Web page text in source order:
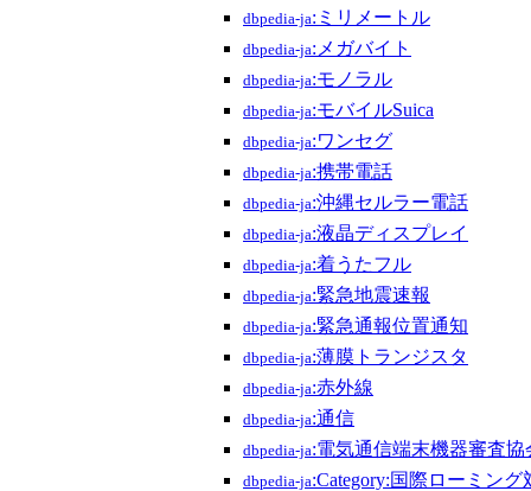
dbpedia-ja:ミリメートル
dbpedia-ja:メガバイト
dbpedia-ja:モノラル
dbpedia-ja:モバイルSuica
dbpedia-ja:ワンセグ
dbpedia-ja:携帯電話
dbpedia-ja:沖縄セルラー電話
dbpedia-ja:液晶ディスプレイ
dbpedia-ja:着うたフル
dbpedia-ja:緊急地震速報
dbpedia-ja:緊急通報位置通知
dbpedia-ja:薄膜トランジスタ
dbpedia-ja:赤外線
dbpedia-ja:通信
dbpedia-ja:電気通信端末機器審査協
dbpedia-ja:Category:国際ローミング